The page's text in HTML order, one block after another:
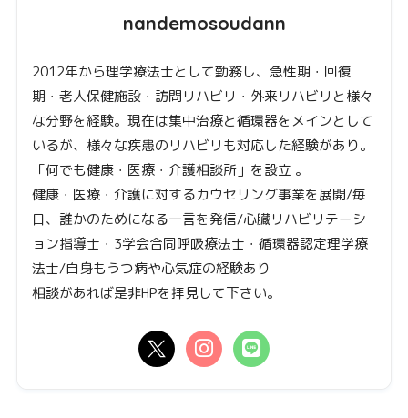
nandemosoudann
2012年から理学療法士として勤務し、急性期・回復
期・老人保健施設・訪問リハビリ・外来リハビリと様々
な分野を経験。現在は集中治療と循環器をメインとして
いるが、様々な疾患のリハビリも対応した経験があり。
「何でも健康・医療・介護相談所」を設立 。
健康・医療・介護に対するカウセリング事業を展開/毎
日、誰かのためになる一言を発信/心臓リハビリテーシ
ョン指導士・3学会合同呼吸療法士・循環器認定理学療
法士/自身もうつ病や心気症の経験あり
相談があれば是非HPを拝見して下さい。